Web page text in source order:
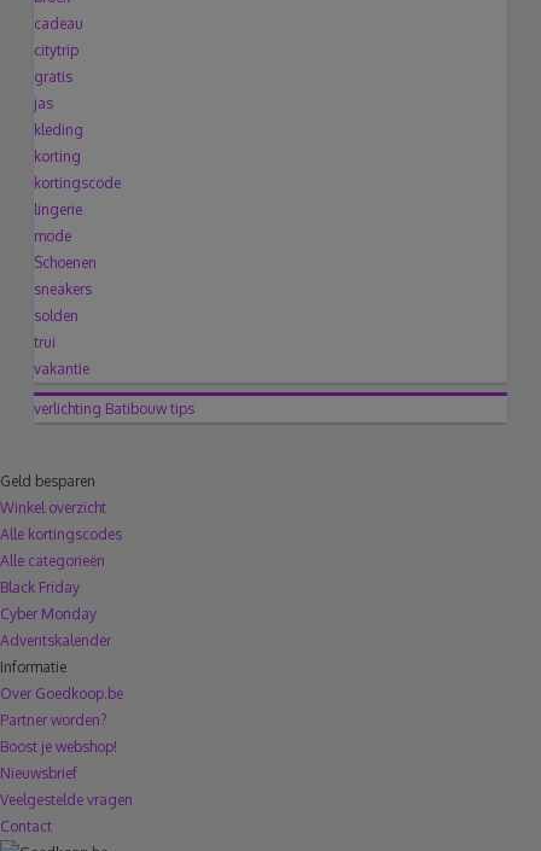
cadeau
citytrip
gratis
jas
kleding
korting
kortingscode
lingerie
mode
Schoenen
sneakers
solden
trui
vakantie
verlichting Batibouw tips
Geld besparen
Winkel overzicht
Alle kortingscodes
Alle categorieën
Black Friday
Cyber Monday
Adventskalender
Informatie
Over Goedkoop.be
Partner worden?
Boost je webshop!
Nieuwsbrief
Veelgestelde vragen
Contact